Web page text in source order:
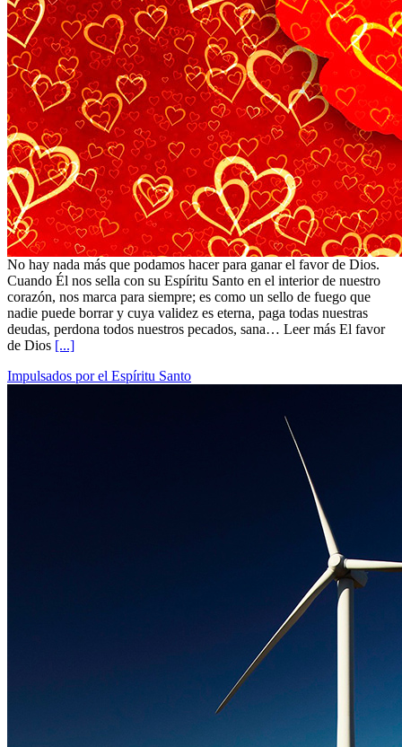
No hay nada más que podamos hacer para ganar el favor de Dios.
Cuando Él nos sella con su Espíritu Santo en el interior de nuestro
corazón, nos marca para siempre; es como un sello de fuego que
nadie puede borrar y cuya validez es eterna, paga todas nuestras
deudas, perdona todos nuestros pecados, sana… Leer más El favor
de Dios [...]
Impulsados por el Espíritu Santo